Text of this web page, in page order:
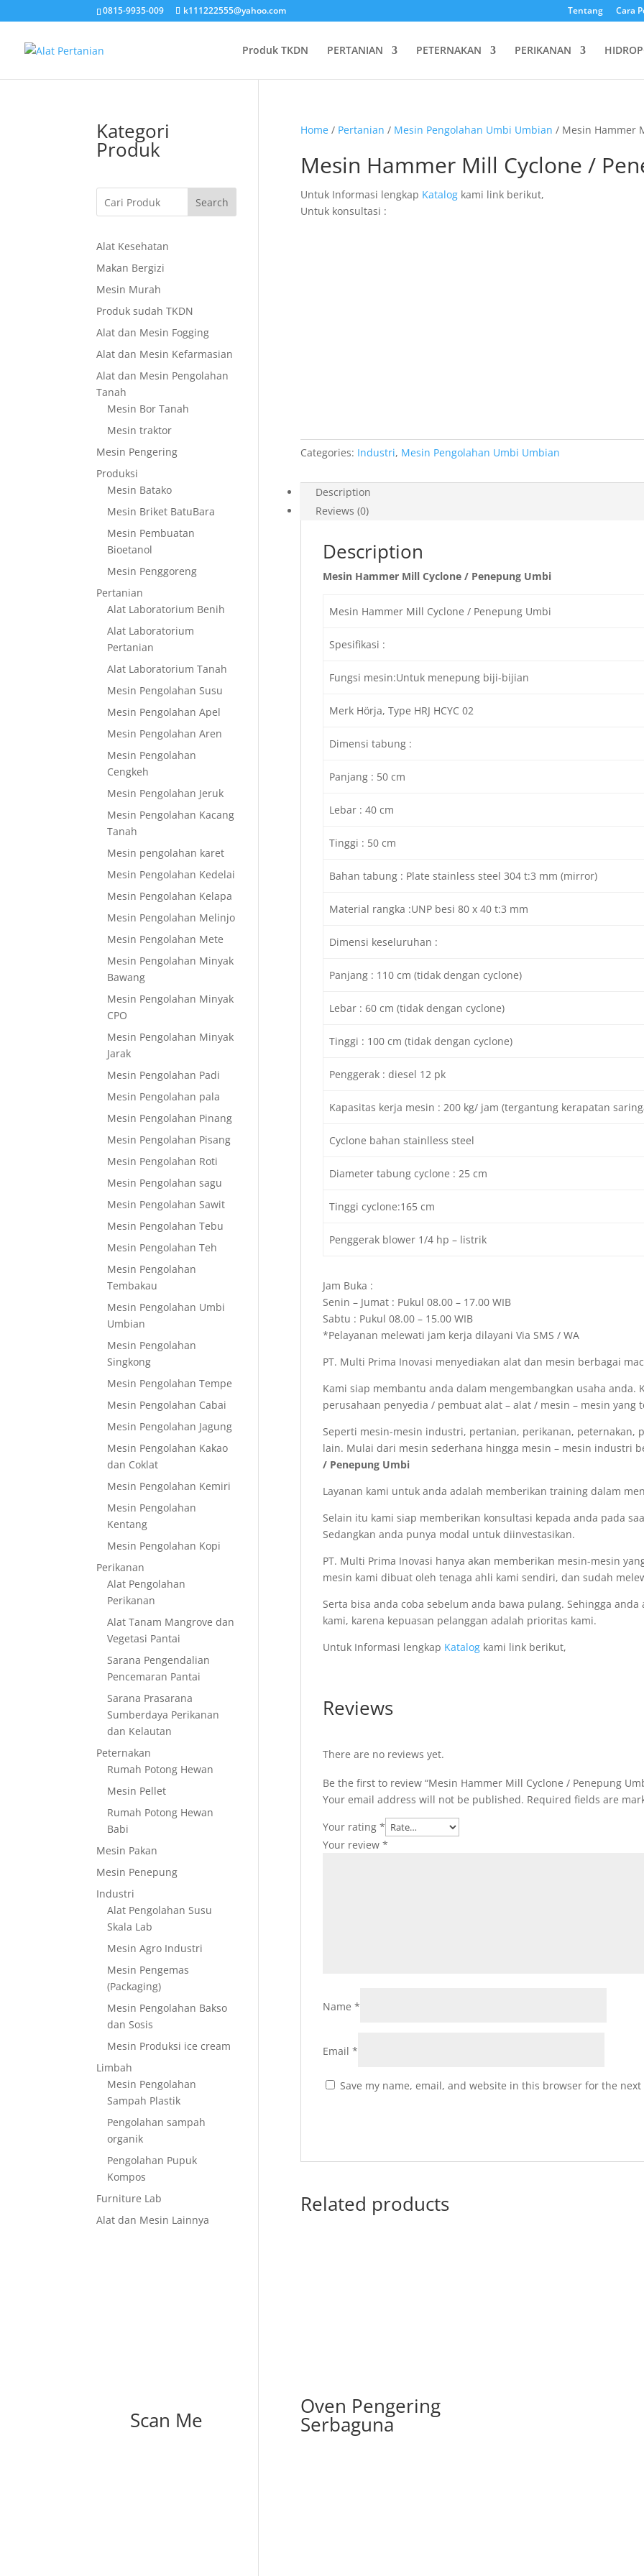
0815-9935-009 k111222555@yahoo.com Tentang Cara
Produk TKDN PERTANIAN PETERNAKAN PERIKANAN
Home/ Pertanian / Mesin Pengolahan Umbi Umbian / Mesin Hammer
Mesin Hammer Mill Cyclone /
Untuk Informasi lengkap Katalogkami link berikut,
Untuk konsultasi :
Categories: Industri, Mesin Pengolahan Umbi Umbian
Description
Reviews (0)
Description
Mesin Hammer Mill Cyclone / Penepung Umbi
Mesin Hammer Mill Cyclone / Penepung Umbi
Spesifikasi :
Fungsi mesin:Untuk menepung biji-bijian
Merk Hörja, Type HRJ HCYC 02
Dimensi tabung :
Panjang : 50 cm
Lebar : 40 cm
Tinggi : 50 cm
Bahan tabung : Plate stainless steel 304 t:3 mm (mirror)
Material rangka :UNP besi 80 x 40 t:3 mm
Dimensi keseluruhan :
Panjang : 110 cm (tidak dengan cyclone)
Lebar : 60 cm (tidak dengan cyclone)
Tinggi : 100 cm (tidak dengan cyclone)
Penggerak : diesel 12 pk
Kapasitas kerja mesin : 200 kg/ jam (tergantung kerapatan
Cyclone bahan stainlless steel
Diameter tabung cyclone : 25 cm
Tinggi cyclone:165 cm
Penggerak blower 1/4 hp – listrik
Jam Buka :
Senin – Jumat : Pukul 08.00 – 17.00 WIB
Sabtu : Pukul 08.00 – 15.00 WIB
*Pelayanan melewati jam kerja dilayani Via SMS / WA
PT. Multi Prima Inovasi menyediakan alat dan mesin berbagai
Kami siap membantu anda dalam mengembangkan usaha anda.
perusahaan penyedia / pembuat alat – alat / mesin – mesin yang
Seperti mesin-mesin industri, pertanian, perikanan, peternakan,
lain. Mulai dari mesin sederhana hingga mesin – mesin industri
/ Penepung Umbi
Layanan kami untuk anda adalah memberikan training dalam
Selain itu kami siap memberikan konsultasi kepada anda pada
Sedangkan anda punya modal untuk diinvestasikan.
PT. Multi Prima Inovasi hanya akan memberikan mesin-mesin
mesin kami dibuat oleh tenaga ahli kami sendiri, dan sudah
Serta bisa anda coba sebelum anda bawa pulang. Sehingga
kami, karena kepuasan pelanggan adalah prioritas kami.
Untuk Informasi lengkap Katalogkami link berikut,
Reviews
There are no reviews yet.
Be the first to review “Mesin Hammer Mill Cyclone / Penepung
Your email address will not be published. Required fields are
Your rating *
Your review *
Name *
Email *
Save my name, email, and website in this browser for the
Related products
Oven Pengering
Serbaguna
Kategori
Produk
Search
Alat Kesehatan
Makan Bergizi
Mesin Murah
Produk sudah TKDN
Alat dan Mesin Fogging
Alat dan Mesin Kefarmasian
Alat dan Mesin Pengolahan
Tanah
Mesin Bor Tanah
Mesin traktor
Mesin Pengering
Produksi
Mesin Batako
Mesin Briket BatuBara
Mesin Pembuatan
Bioetanol
Mesin Penggoreng
Pertanian
Alat Laboratorium Benih
Alat Laboratorium
Pertanian
Alat Laboratorium Tanah
Mesin Pengolahan Susu
Mesin Pengolahan Apel
Mesin Pengolahan Aren
Mesin Pengolahan
Cengkeh
Mesin Pengolahan Jeruk
Mesin Pengolahan Kacang
Tanah
Mesin pengolahan karet
Mesin Pengolahan Kedelai
Mesin Pengolahan Kelapa
Mesin Pengolahan Melinjo
Mesin Pengolahan Mete
Mesin Pengolahan Minyak
Bawang
Mesin Pengolahan Minyak
CPO
Mesin Pengolahan Minyak
Jarak
Mesin Pengolahan Padi
Mesin Pengolahan pala
Mesin Pengolahan Pinang
Mesin Pengolahan Pisang
Mesin Pengolahan Roti
Mesin Pengolahan sagu
Mesin Pengolahan Sawit
Mesin Pengolahan Tebu
Mesin Pengolahan Teh
Mesin Pengolahan
Tembakau
Mesin Pengolahan Umbi
Umbian
Mesin Pengolahan
Singkong
Mesin Pengolahan Tempe
Mesin Pengolahan Cabai
Mesin Pengolahan Jagung
Mesin Pengolahan Kakao
dan Coklat
Mesin Pengolahan Kemiri
Mesin Pengolahan
Kentang
Mesin Pengolahan Kopi
Perikanan
Alat Pengolahan
Perikanan
Alat Tanam Mangrove dan
Vegetasi Pantai
Sarana Pengendalian
Pencemaran Pantai
Sarana Prasarana
Sumberdaya Perikanan
dan Kelautan
Peternakan
Rumah Potong Hewan
Mesin Pellet
Rumah Potong Hewan
Babi
Mesin Pakan
Mesin Penepung
Industri
Alat Pengolahan Susu
Skala Lab
Mesin Agro Industri
Mesin Pengemas
(Packaging)
Mesin Pengolahan Bakso
dan Sosis
Mesin Produksi ice cream
Limbah
Mesin Pengolahan
Sampah Plastik
Pengolahan sampah
organik
Pengolahan Pupuk
Kompos
Furniture Lab
Alat dan Mesin Lainnya
Scan Me